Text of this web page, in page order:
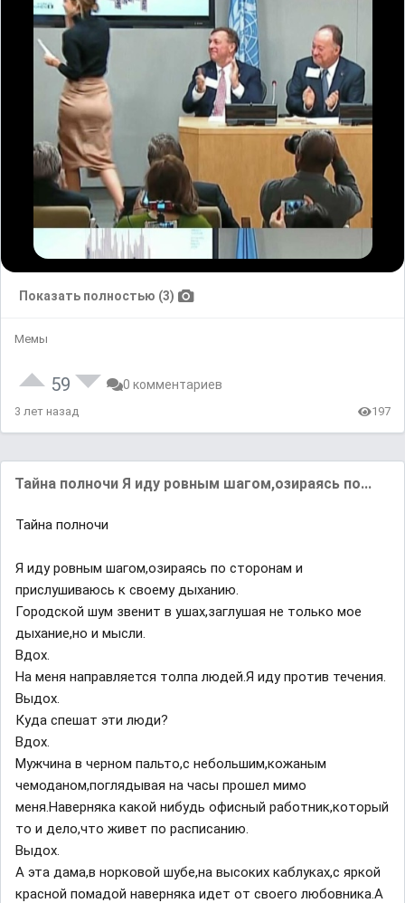
Показать полностью (3)
Мемы
59 0 комментариев
3 лет назад 197
Тайна полночи Я иду ровным шагом,озираясь по...
Тайна полночи
Я иду ровным шагом,озираясь по сторонам и
прислушиваюсь к своему дыханию.
Городской шум звенит в ушах,заглушая не только мое
дыхание,но и мысли.
Вдох.
На меня направляется толпа людей.Я иду против течения.
Выдох.
Куда спешат эти люди?
Вдох.
Мужчина в черном пальто,с небольшим,кожаным
чемоданом,поглядывая на часы прошел мимо
меня.Наверняка какой нибудь офисный работник,который
то и дело,что живет по расписанию.
Выдох.
А эта дама,в норковой шубе,на высоких каблуках,с яркой
красной помадой наверняка идет от своего любовника.А